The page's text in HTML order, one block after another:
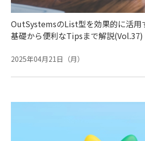
OutSystemsのList型を効果的に活
基礎から便利なTipsまで解説(Vol.37)
2025年04月21日（月）